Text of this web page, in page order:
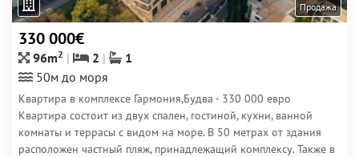
Продажа
330 000€
96m2 2
1
50м до моря
Квартира в комплексе Гармония,Будва - 330 000 евро
Квартира состоит из двух спален, гостиной, кухни, ванной
комнаты и террасы с видом на море. В 50 метрах от здания
расположен частный пляж, принадлежащий комплексу. Также в